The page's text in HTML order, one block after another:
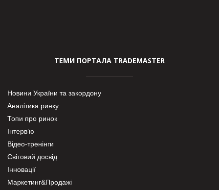
ТЕМИ ПОРТАЛА TRADEMASTER
Новини України та закордону
Аналітика ринку
Топи про ринок
Інтерв’ю
Відео-тренінги
Світовий досвід
Інновації
Маркетинг&Продажі